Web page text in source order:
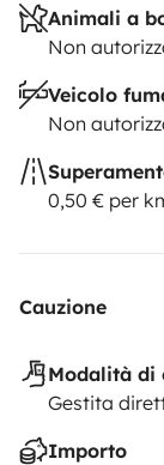
Para cualquier
Animali a
Non
Veicolo
Non
0,50 € per
Cauzione
Modalità di
Gestita
Importo